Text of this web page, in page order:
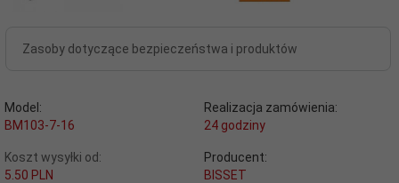
Zasoby dotyczące bezpieczeństwa i produktów
Model:
BM103-7-16
Realizacja zamówienia:
24 godziny
Koszt wysyłki od:
5.50 PLN
Producent:
BISSET